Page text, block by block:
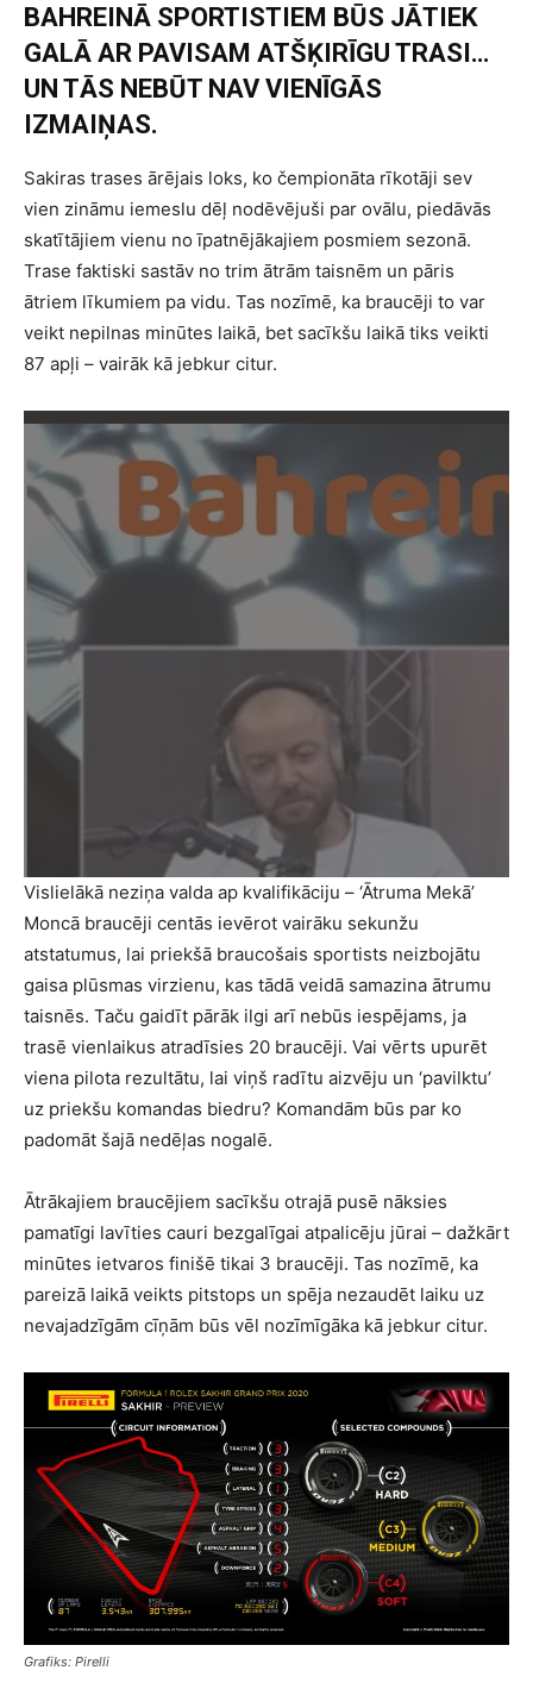
BAHREINĀ SPORTISTIEM BŪS JĀTIEK
GALĀ AR PAVISAM ATŠĶIRĪGU TRASI…
UN TĀS NEBŪT NAV VIENĪGĀS
IZMAIŅAS.
Sakiras trases ārējais loks, ko čempionāta rīkotāji sev
vien zināmu iemeslu dēļ nodēvējuši par ovālu, piedāvās
skatītājiem vienu no īpatnējākajiem posmiem sezonā.
Trase faktiski sastāv no trim ātrām taisnēm un pāris
ātriem līkumiem pa vidu. Tas nozīmē, ka braucēji to var
veikt nepilnas minūtes laikā, bet sacīkšu laikā tiks veikti
87 apļi – vairāk kā jebkur citur.
Vislielākā neziņa valda ap kvalifikāciju – ‘Ātruma Mekā’
Moncā braucēji centās ievērot vairāku sekunžu
atstatumus, lai priekšā braucošais sportists neizbojātu
gaisa plūsmas virzienu, kas tādā veidā samazina ātrumu
taisnēs. Taču gaidīt pārāk ilgi arī nebūs iespējams, ja
trasē vienlaikus atradīsies 20 braucēji. Vai vērts upurēt
viena pilota rezultātu, lai viņš radītu aizvēju un ‘pavilktu’
uz priekšu komandas biedru? Komandām būs par ko
padomāt šajā nedēļas nogalē.
Ātrākajiem braucējiem sacīkšu otrajā pusē nāksies
pamatīgi lavīties cauri bezgalīgai atpalicēju jūrai – dažkārt
minūtes ietvaros finišē tikai 3 braucēji. Tas nozīmē, ka
pareizā laikā veikts pitstops un spēja nezaudēt laiku uz
nevajadzīgām cīņām būs vēl nozīmīgāka kā jebkur citur.
Grafiks: Pirelli